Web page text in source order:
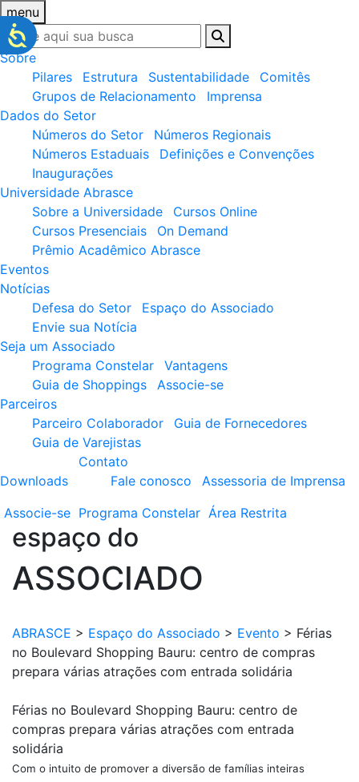
menu
Sobre
Pilares
Estrutura Sustentabilidade
Comitês
Grupos de Relacionamento
Imprensa
Dados do Setor
Números do Setor
Números Regionais
Números Estaduais
Definições e Convenções
Inaugurações
Universidade Abrasce
Sobre a Universidade
Cursos Online
Cursos Presenciais
On Demand
Prêmio Acadêmico Abrasce
Eventos
Notícias
Defesa do Setor
Espaço do Associado
Envie sua Notícia
Seja um Associado
Programa Constelar
Vantagens
Guia de Shoppings
Associe-se
Parceiros
Parceiro Colaborador
Guia de Fornecedores
Guia de Varejistas
Downloads
Contato
Fale conosco
Assessoria de Imprensa
Associe-se Programa Constelar Área Restrita
espaço do
ASSOCIADO
ABRASCE > Espaço do Associado > Evento > Férias
no Boulevard Shopping Bauru: centro de compras
prepara várias atrações com entrada solidária
Férias no Boulevard Shopping Bauru: centro de
compras prepara várias atrações com entrada
solidária
Com o intuito de promover a diversão de famílias inteiras